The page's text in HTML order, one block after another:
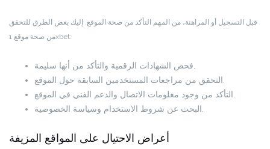
قبل التسجيل أو المراهنة، من المهم التأكد من صحة الموقع. إليك بعض الطرق للتحقق
من صحة موقع 1xbet:
أعراض الاحتيال على المواقع المزيفة